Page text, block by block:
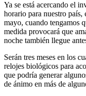
Ya se está acercando el
horario para nuestro país,
mayo, cuando tengamos
medida provocará que
noche también llegue
Serán tres meses en los
relojes biológicos para
que podría generar
de ánimo en más de